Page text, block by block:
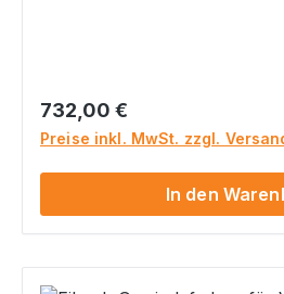
mehr Wert legt als auf stärkere
besser zu den Artikeln E21-
GF-T5T6-2 Keine störenden Geräusche durch
Verzicht auf Hilfsfedern Optimale Fahrqualität
Lineares Federsystem
Handling aber typisch
Dauerhaltbarkeit natürlich mit
Regulärer Preis:
732,00 €
Preise inkl. MwSt. zzgl.
In den